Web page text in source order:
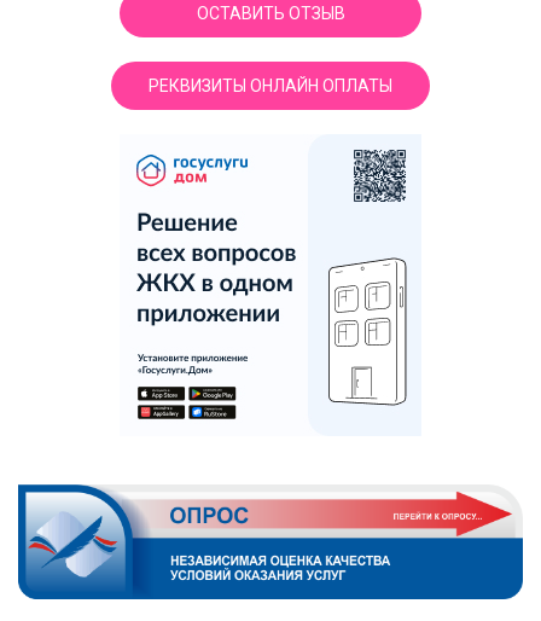
ОСТАВИТЬ ОТЗЫВ
РЕКВИЗИТЫ ОНЛАЙН ОПЛАТЫ